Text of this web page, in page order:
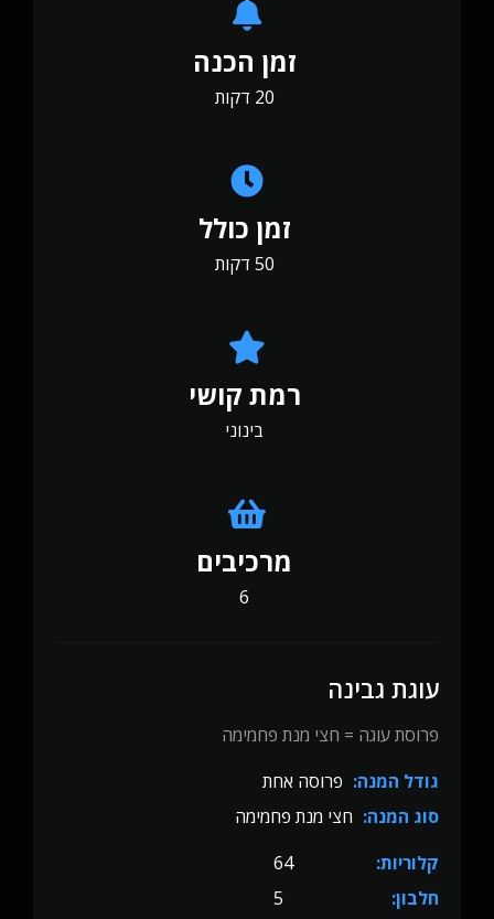
זמן הכנה
20 דקות
זמן כולל
50 דקות
רמת קושי
בינוני
מרכיבים
6
עוגת גבינה
פרוסת עוגה = חצי מנת פחמימה
גודל המנה: פרוסה אחת
סוג המנה: חצי מנת פחמימה
קלוריות:
64
חלבון:
5